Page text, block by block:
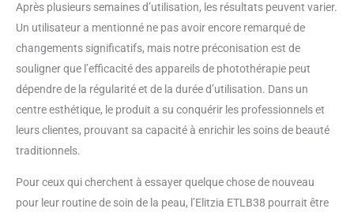
mère ou votre amoureux】
Dimensions de l'emballage : 56 x
30,5 x 41 cm. Poids brut : 4,35
kg. Un outil de soins de la peau
pour vous, qui peut éclaircir la
pigmentation, décolorer les
taches, réparer la peau, nourrir
en profondeur. C'est le cadeau
amoureuse.
Après plusieurs semaines d’utilisation, les résultats peuvent varier.
Un utilisateur a mentionné ne pas avoir encore remarqué de
changements significatifs, mais notre préconisation est de
souligner que l’efficacité des appareils de photothérapie peut
dépendre de la régularité et de la durée d’utilisation. Dans un
centre esthétique, le produit a su conquérir les professionnels et
leurs clientes, prouvant sa capacité à enrichir les soins de beauté
traditionnels.
Pour ceux qui cherchent à essayer quelque chose de nouveau
pour leur routine de soin de la peau, l’Elitzia ETLB38 pourrait être